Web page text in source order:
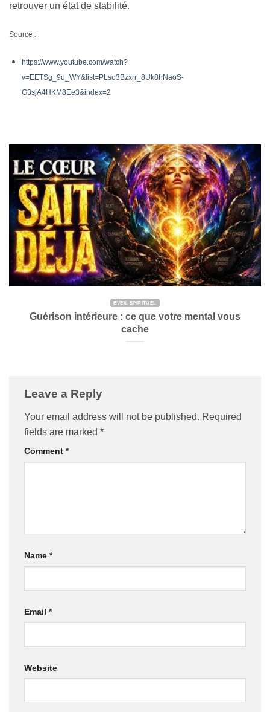
retrouver un état de stabilité.
Source :
https://www.youtube.com/watch?
v=EETSg_9u_WY&list=PLso3Bzxrr_8Uk8hNaoS-
G3sjA4HKM8Ee3&index=2
ÉVEIL SPIRITUEL
Guérison intérieure : ce que votre mental vous
cache
Leave a Reply
Your email address will not be published. Required
fields are marked *
Comment *
Name *
Email *
Website